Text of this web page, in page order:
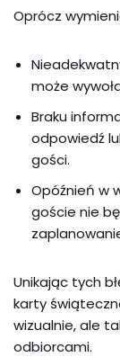
Oprócz
może
Braku
odpowiedź
gości.
Opóźnień w
goście nie
Unikając tych
karty
wizualnie, ale
odbiorcami.